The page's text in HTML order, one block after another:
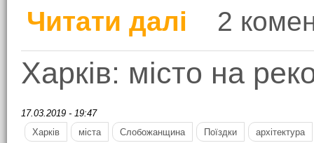
Читати далі
про Музей історії
2
Харків: місто на
17.03.2019 - 19:47
Харків
міста Слобожанщина Поїздки архітектура